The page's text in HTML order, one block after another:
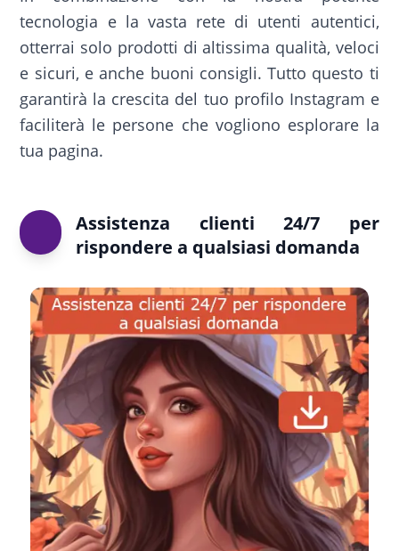
tecnologia e la vasta rete di utenti autentici,
otterrai solo prodotti di altissima qualità, veloci
e sicuri, e anche buoni consigli. Tutto questo ti
garantirà la crescita del tuo profilo Instagram e
faciliterà le persone che vogliono esplorare la
tua pagina.
Assistenza clienti 24/7 per
rispondere a qualsiasi domanda